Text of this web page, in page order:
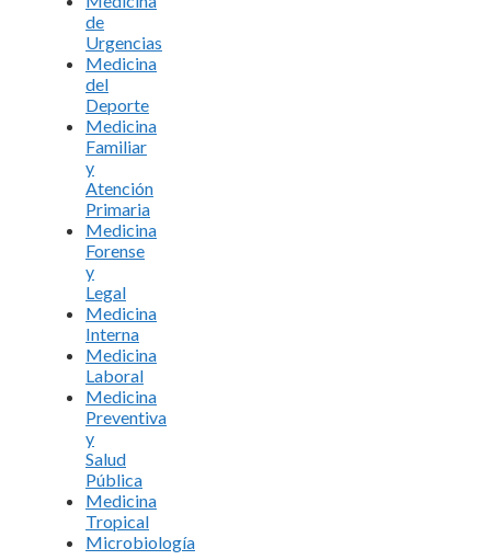
de
Urgencias
Medicina
del
Deporte
Medicina
Familiar
y
Atención
Primaria
Medicina
Forense
y
Legal
Medicina
Interna
Medicina
Laboral
Medicina
Preventiva
y
Salud
Pública
Medicina
Tropical
Microbiología